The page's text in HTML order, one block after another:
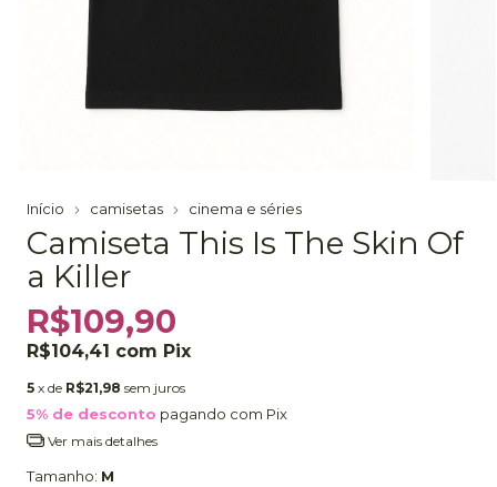
Início camisetas cinema e séries
Camiseta This Is The Skin Of
a Killer
R$109,90
R$104,41 com Pix
5 x de R$21,98 sem juros
5% de desconto pagando com Pix
Ver mais detalhes
Tamanho: M